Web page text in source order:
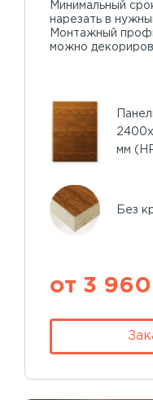
Минимальный
нарезать в
Монтажный
можно
мм
Без
от 3